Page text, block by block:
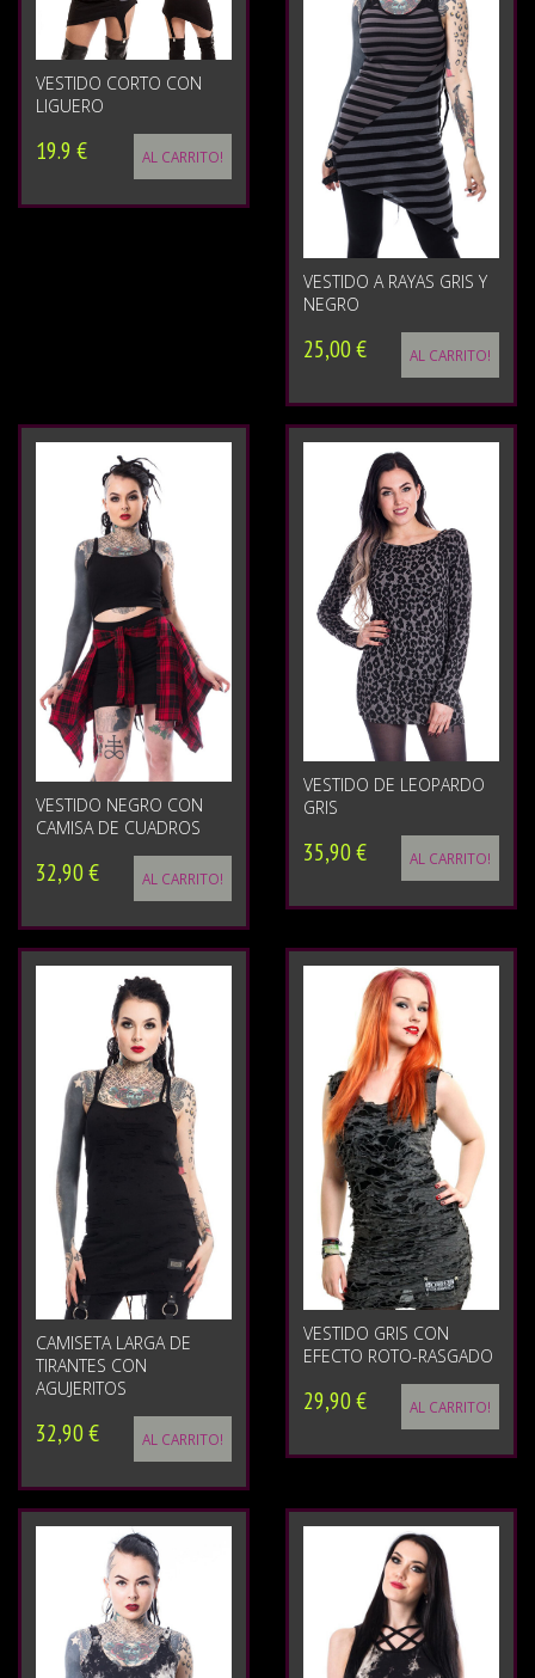
VESTIDO CORTO CON
LIGUERO
19.9 € AL CARRITO!
VESTIDO A RAYAS GRIS Y
NEGRO
25,00 € AL CARRITO!
VESTIDO NEGRO CON
CAMISA DE CUADROS
32,90 € AL CARRITO!
VESTIDO DE LEOPARDO
GRIS
35,90 € AL CARRITO!
CAMISETA LARGA DE
TIRANTES CON
AGUJERITOS
32,90 € AL CARRITO!
VESTIDO GRIS CON
EFECTO ROTO-RASGADO
29,90 € AL CARRITO!